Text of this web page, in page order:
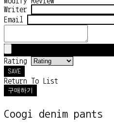
Writer
Email
Rating
SAVE
Return To List
구매하기
Coogi denim pants